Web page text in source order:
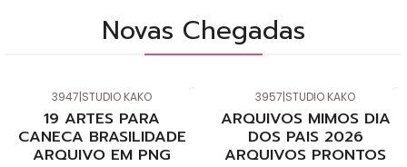
Novas Chegadas
3947|STUDIO KAKO
19 ARTES PARA
CANECA BRASILIDADE
ARQUIVO EM PNG
3957|STUDIO KAKO
ARQUIVOS MIMOS DIA
DOS PAIS 2026
ARQUIVOS PRONTOS